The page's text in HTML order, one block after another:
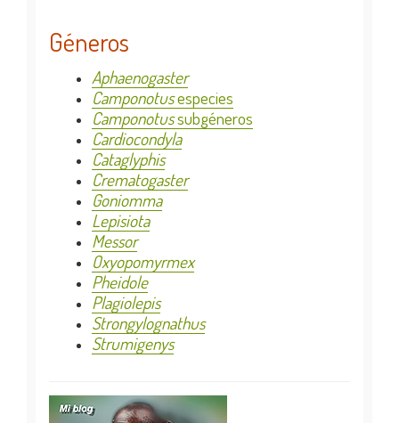
Géneros
Aphaenogaster
Camponotusespecies
Camponotussubgéneros
Cardiocondyla
Cataglyphis
Crematogaster
Goniomma
Lepisiota
Messor
Oxyopomyrmex
Pheidole
Plagiolepis
Strongylognathus
Strumigenys